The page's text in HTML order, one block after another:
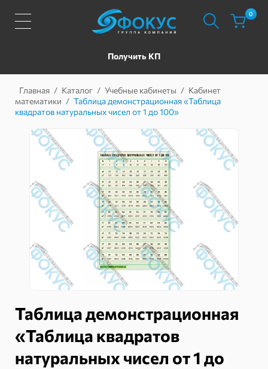
Получить КП
0
Главная / Каталог / Учебные кабинеты / Кабинет
математики / Таблица демонстрационная «Таблица
квадратов натуральных чисел от 1 до 100»
Таблица демонстрационная
«Таблица квадратов
натуральных чисел от 1 до